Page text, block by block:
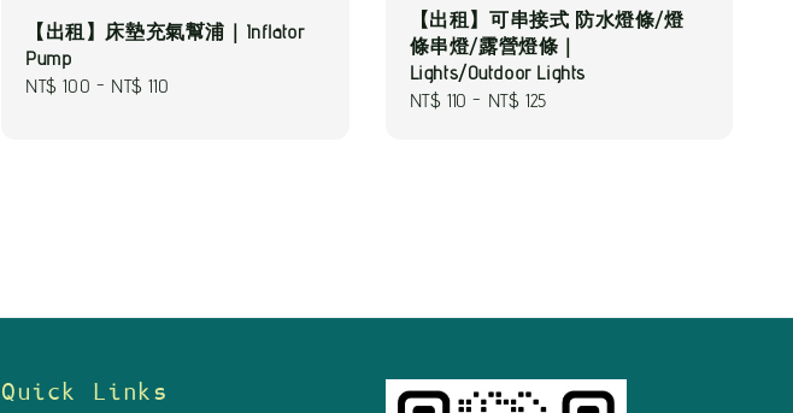
【出租】床墊充氣幫浦｜Inflator
Pump
Regular
NT$ 100 - NT$ 110
【出租】可串接式 防水燈條/燈
條串燈/露營燈條｜
Lights/Outdoor Lights
Regular
NT$ 110 - NT$ 125
Quick Links